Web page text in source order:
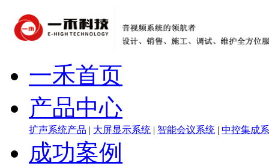
一禾首页
产品中心
扩声系统产品 | 大屏显示系统 | 智能会议系统 | 中控集成
成功案例